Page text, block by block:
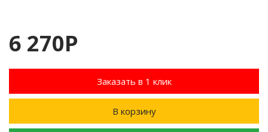
6 270Р
Заказать в 1 клик
В корзину